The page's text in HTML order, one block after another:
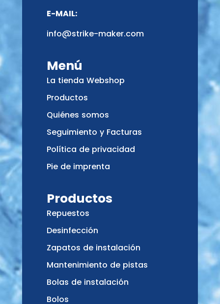
E-MAIL:
info@strike-maker.com
Menú
La tienda Webshop
Productos
Quiénes somos
Seguimiento y Facturas
Política de privacidad
Pie de imprenta
Productos
Repuestos
Desinfección
Zapatos de instalación
Mantenimiento de pistas
Bolas de instalación
Bolos